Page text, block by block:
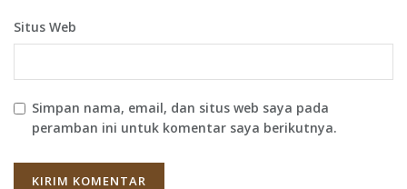
Situs Web
Simpan nama, email, dan situs web saya pada
peramban ini untuk komentar saya berikutnya.